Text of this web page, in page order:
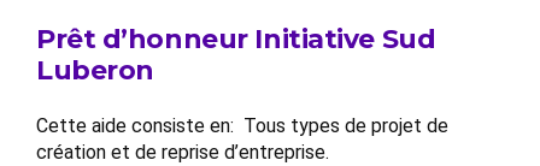
Prêt d’honneur Initiative Sud
Luberon
Cette aide consiste en: Tous types de projet de
création et de reprise d’entreprise.